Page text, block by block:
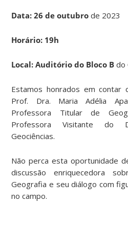
Data: 26 de outubro de 2023
Horário: 19h
Local: Auditório do Bloco B do
Estamos honrados em contar
Prof. Dra. Maria Adélia
Professora Titular de
Professora Visitante do
Geociências.
Não perca esta oportunidade
discussão enriquecedora
Geografia e seu diálogo com
no campo.